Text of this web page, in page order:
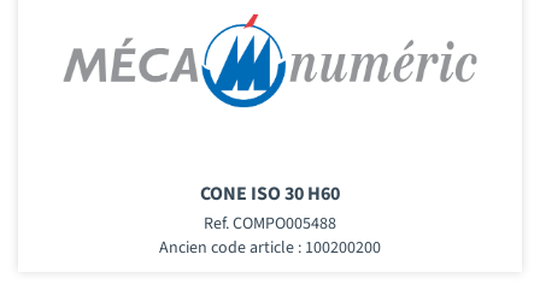
CONE ISO 30 H60
Ref. COMPO005488
Ancien code article : 100200200